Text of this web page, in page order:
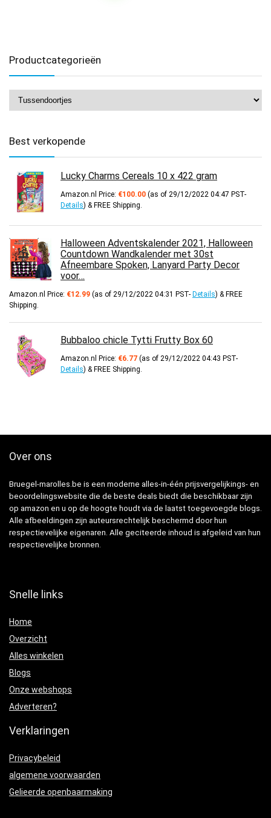
Productcategorieën
Best verkopende
Lucky Charms Cereals 10 x 422 gram
Amazon.nl Price: €100.00 (as of 29/12/2022 04:47 PST-
Details) & FREE Shipping.
Halloween Adventskalender 2021, Halloween
Countdown Wandkalender met 30st
Afneembare Spoken, Lanyard Party Decor
voor…
Amazon.nl Price: €12.99 (as of 29/12/2022 04:31 PST- Details) & FREE
Shipping.
Bubbaloo chicle Tytti Frutty Box 60
Amazon.nl Price: €6.77 (as of 29/12/2022 04:43 PST-
Details) & FREE Shipping.
Over ons
Bruegel-marolles.be is een moderne alles-in-één prijsvergelijkings- en
beoordelingswebsite die de beste deals biedt die beschikbaar zijn
op amazon en u op de hoogte houdt via de laatst toegevoegde blogs.
Alle afbeeldingen zijn auteursrechtelijk beschermd door hun
respectievelijke eigenaren. Alle geciteerde inhoud is afgeleid van hun
respectievelijke bronnen.
Snelle links
Home
Overzicht
Alles winkelen
Blogs
Onze webshops
Adverteren?
Verklaringen
Privacybeleid
algemene voorwaarden
Gelieerde openbaarmaking